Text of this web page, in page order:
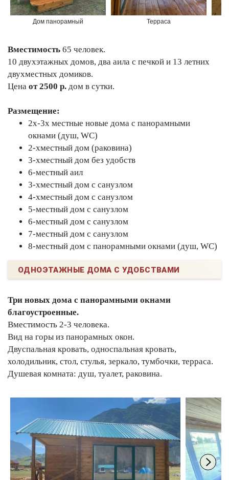
Дом панорамный Терраса
Вместимость 65 человек.
10 двухэтажных домов, два аила с печкой и 13 летних
двухместных домиков.
Цена от 2500 р. дом в сутки.
Размещение:
2х-3х местные новые дома с панорамными
окнами (душ, WC)
2-хместный дом (раковина)
3-хместный дом без удобств
6-местный аил
3-хместный дом с санузлом
4-хместный дом с санузлом
5-местный дом с санузлом
6-местный дом с санузлом
7-местный дом с санузлом
8-местный дом с панорамными окнами (душ, WC)
ОДНОЭТАЖНЫЕ ДОМА С УДОБСТВАМИ
Три новых дома с панорамными окнами
благоустроенные.
Вместимость 2-3 человека.
Вид на горы из панорамных окон.
Двуспальная кровать, односпальная кровать,
холодильник, стол, стулья, зеркало, тумбочки, терраса.
Душевая комната: душ, туалет, раковина.